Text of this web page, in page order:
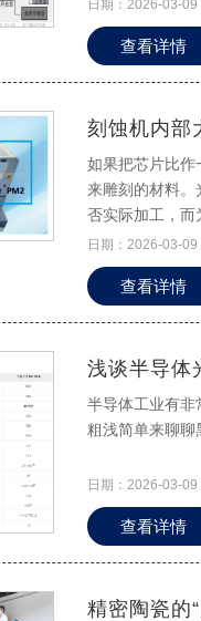
日期：2026-03-09
查看详情
刻蚀机内部
如果把芯片比作
来雕刻的材料。
否实际加工，而
一环。
日期：2026-03-09
查看详情
浅谈半导体
半导体工业有非
粗浅简单来聊聊
日期：2026-03-09
查看详情
精密陶瓷的